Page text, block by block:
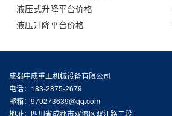
液压式升降平台价格
液压升降平台价格
成都中成重工机械设备有限公司
电话：183-2875-2679
邮箱：970273639@qq.com
地址：四川省成都市双流区双江路二段